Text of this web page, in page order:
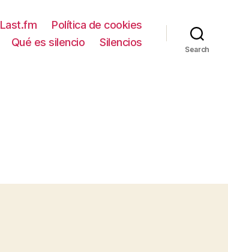
Last.fm
Política de cookies
Qué es silencio
Silencios
Search